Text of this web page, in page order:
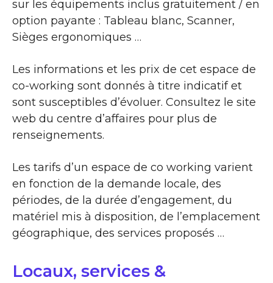
sur les équipements inclus gratuitement / en
option payante : Tableau blanc, Scanner,
Sièges ergonomiques …
Les informations et les prix de cet espace de
co-working sont donnés à titre indicatif et
sont susceptibles d’évoluer. Consultez le site
web du centre d’affaires pour plus de
renseignements.
Les tarifs d’un espace de co working varient
en fonction de la demande locale, des
périodes, de la durée d’engagement, du
matériel mis à disposition, de l’emplacement
géographique, des services proposés …
Locaux, services &